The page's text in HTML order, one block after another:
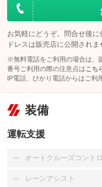
お気軽にどうぞ。問合せ後
ドレスは販売店に公開されま
※無料電話をご利用の場合は、
番号ご利用の際の注意点は こち
IP電話、ひかり電話からはご利
装備
運転支援
オートクルーズコント
：装備なし
レーンアシスト
：装備なし